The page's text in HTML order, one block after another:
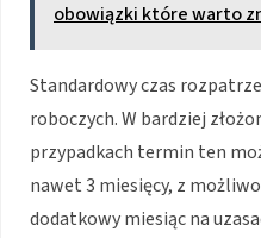
obowiązki które warto
Standardowy czas
roboczych. W bardziej
przypadkach termin ten
nawet 3 miesięcy, z
dodatkowy miesiąc na